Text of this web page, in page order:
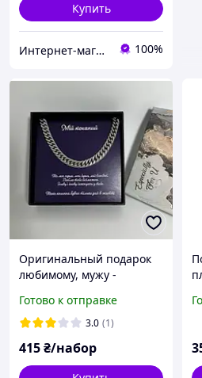
Купить
Интернет-магазин "LuckyCase" 100%
Оригинальный подарок
любимому, мужу -
Майями с открыткой
Готово к отправке
3.0 (1)
415₴/набор